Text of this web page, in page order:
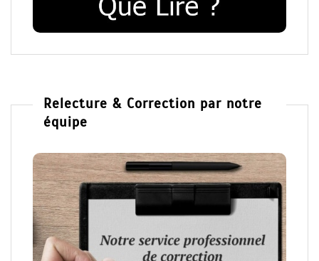
Relecture & Correction par notre
équipe